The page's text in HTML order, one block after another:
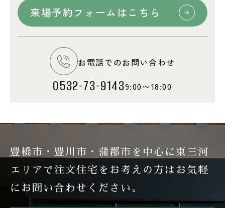
来場予約フォームはこちら
お電話でのお問い合わせ
0532-73-91439:00〜18:00
豊橋市・豊川市・蒲郡市を中心に東三河
エリアで注文住宅を お考えの方はお気軽
にお問い合わせください。